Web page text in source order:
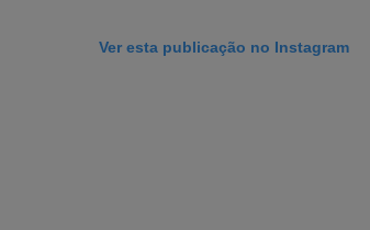
Ver esta publicação no Instagram